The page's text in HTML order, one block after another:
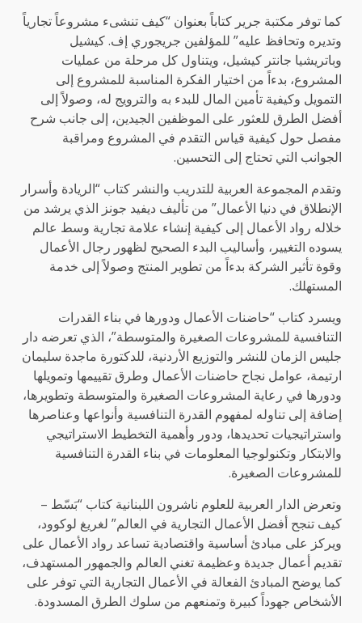
كما توفر مكتبة جرير كتاباً بعنوان “كيف تنشىء مشروعاً تجارياً
وتديره وتحافظ عليه” للمؤلفين جريجوري إف. كيشيل
وباتريشيا جانتر كيشيل، ويتناول كل مرحلة من عمليات
المشروع، بدءاً من اختيار الفكرة المناسبة للمشروع إلى
التمويل وكيفية تأمين المال للبدء به والترويج له، وصولاً إلى
أفضل الطرق للعثور على الموظفين الجيدين، إلى جانب شرح
مفصل حول كيفية قياس التقدم في المشروع ومراقبة
الجوانب التي تحتاج إلى التحسين.
وتقدم المجموعة العربية للتدريب والنشر كتاب “الريادة وأسرار
الإنطلاق في دنيا الأعمال” من تأليف ديفيد جونز الذي يرشد من
خلاله رواد الأعمال إلى كيفية إنشاء علامة تجارية وسط عالم
يسوده التغيير، وأساليب البدء الصحيح لظهور رجال الأعمال
وقوة تأثير الشركة بدءاً من تطوير المنتج وصولاً إلى خدمة
المستهلك.
ويسرد كتاب “حاضنات الأعمال ودورها في بناء القدرات
التنافسية للمشروعات الصغيرة والمتوسطة”، الذي تعرضه دار
جليس الزمان للنشر والتوزيع الأردنية، للدكتورة ماجدة سليمان
ارتيمة، عوامل نجاح حاضنات الأعمال وطرق تقييمها وتمويلها
ودورها في رعاية المشروعات الصغيرة والمتوسطة وتطويرها،
إضافة إلى تناوله لمفهوم القدرة التنافسية وأنواعها وعناصرها
واستراتيجيات تحديدها، ودور وأهمية التخطيط الاستراتيجي
والابتكار وتكنولوجيا المعلومات في بناء القدرة التنافسية
للمشروعات الصغيرة.
وتعرض الدار العربية للعلوم ناشرون اللبنانية كتاب “بَسّط –
كيف تنجح أفضل الأعمال التجارية في العالم” لغريغ لوكوود،
ويركز على مبادئ أساسية واقتصادية تساعد رواد الأعمال على
تقديم أعمال جديدة وعظيمة تغني العالم والجمهور المستهدف،
كما يوضح المبادئ الفعالة في الأعمال التجارية التي توفر على
الأشخاص جهوداً كبيرة وتمنعهم من سلوك الطرق المسدودة.